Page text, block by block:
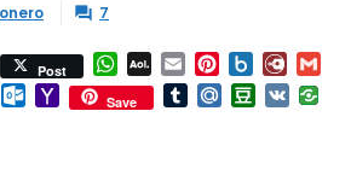
 7
Post WhatsApp
AOL
Mail
Email Pinterest
Box.net
TelegramOutlook.com
YahooSave TumblrMail.RuDouban
VK